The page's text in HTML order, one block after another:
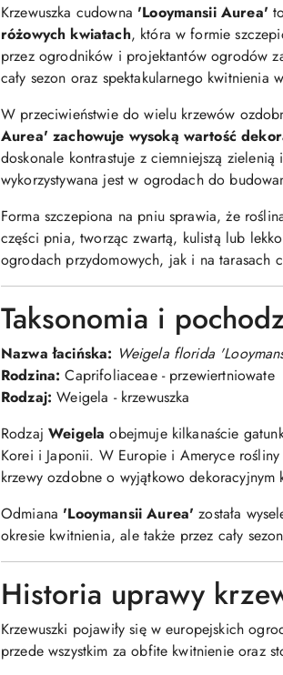
Krzewuszka cudowna 'Looymansii Aurea'
różowych kwiatach, która w formie
przez ogrodników i projektantów ogrodów
cały sezon oraz spektakularnego kwitnienia
W przeciwieństwie do wielu krzewów
Aurea' zachowuje wysoką wartość
doskonale kontrastuje z ciemniejszą
wykorzystywana jest w ogrodach do
Forma szczepiona na pniu sprawia, że
części pnia, tworząc zwartą, kulistą lub
ogrodach przydomowych, jak i na tarasach
Taksonomia i
Nazwa łacińska: Weigela florida
Rodzina: Caprifoliaceae - przewiertniowate
Rodzaj: Weigela - krzewuszka
RodzajWeigela obejmuje kilkanaście
Korei i Japonii. W Europie i Ameryce
krzewy ozdobne o wyjątkowo dekoracyjnym
Odmiana 'Looymansii Aurea' została
okresie kwitnienia, ale także przez cały
Historia uprawy
Krzewuszki pojawiły się w europejskich
przede wszystkim za obfite kwitnienie oraz